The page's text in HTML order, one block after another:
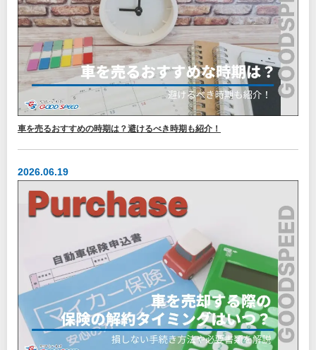
車を売るおすすめの時期は？避けるべき時期も紹介！
2026.06.19